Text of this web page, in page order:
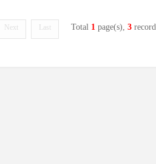
Next Last Total 1 page(s), 3